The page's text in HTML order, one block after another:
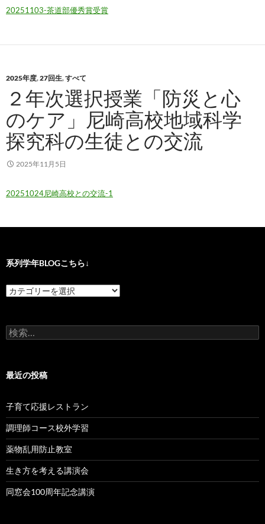
20251103-茶道部優秀賞受賞
2025年度,27回生,すべて
２年次選択授業「防災と心
のケア」尼崎高校地域科学
探究科の生徒との交流
2025年11月5日
20251024尼崎高校との交流-1
系列学年BLOGこちら↓
系
列
Blog
こ
↓
検
索:
最近の投稿
子育て応援レストラン
調理師コース校外学習
薬物乱用防止教室
生き方を考える講演会
同窓会100周年記念講演